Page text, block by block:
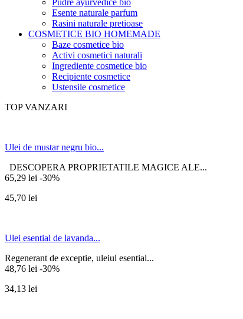
Esente naturale parfum
Rasini naturale pretioase
COSMETICE BIO HOMEMADE
Baze cosmetice bio
Activi cosmetici naturali
Ingrediente cosmetice bio
Recipiente cosmetice
Ustensile cosmetice
TOP VANZARI
Ulei de mustar negru bio...
DESCOPERA PROPRIETATILE MAGICE ALE...
65,29 lei -30%
45,70 lei
Ulei esential de lavanda...
Regenerant de exceptie, uleiul esential...
48,76 lei -30%
34,13 lei